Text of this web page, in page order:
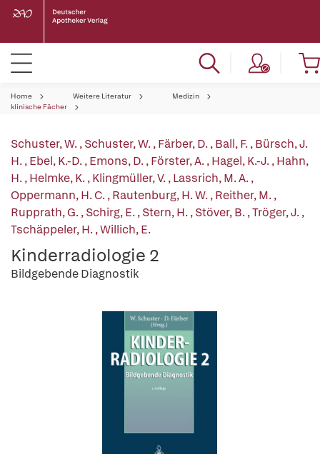
Home Weitere Literatur
Medizin
klinische Fächer
Schuster, W.,Schuster, W.,Färber, D.,Ball, F.,Bürsch, J.
H.,Ebel, K.-D.,Emons, D.,Förster, A.,Hagel, K.-J.,Hahn,
H.,Helmke, K.,Klingmüller, V.,Lassrich, M. A.,
Oppermann, H. C.,Rautenburg, H. W.,Reither, M.,
Rupprath, G.,Schirg, E.,Stern, H.,Stöver, B.,Tröger, J.,
Tschäppeler, H.,Willich, E.
Kinderradiologie 2
Bildgebende Diagnostik